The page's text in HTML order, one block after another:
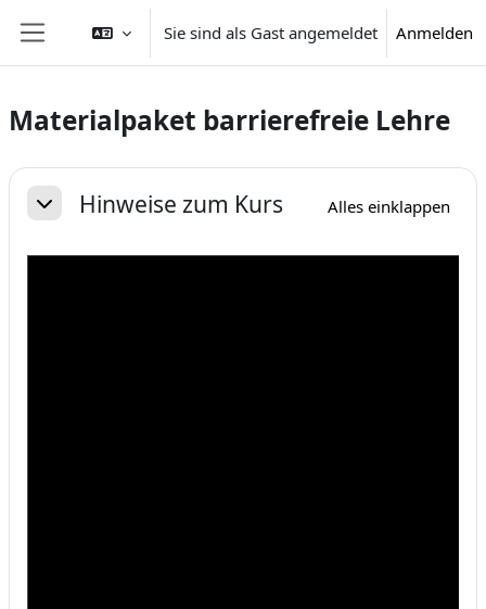
Website-Übersicht
Sie sind als Gast angemeldet Anmelden
Materialpaket barrierefreie Lehre
Abschnittsübersicht
EinklappenHinweise zum Kurs Alles einklappen